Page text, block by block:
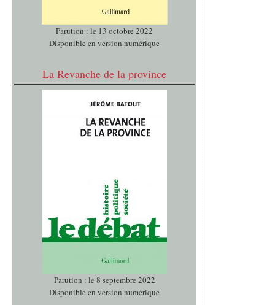
Parution : le 13 octobre 2022
Disponible en version numérique
La Revanche de la province
Parution : le 8 septembre 2022
Disponible en version numérique